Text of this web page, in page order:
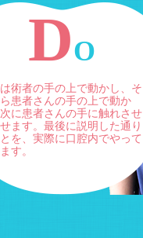
DO
術者の手の上で動かし、そ
患者さんの手の上で動か
に患者さんの手に触れさせ
ます。最後に説明した通り
を、実際に口腔内でやって
す。